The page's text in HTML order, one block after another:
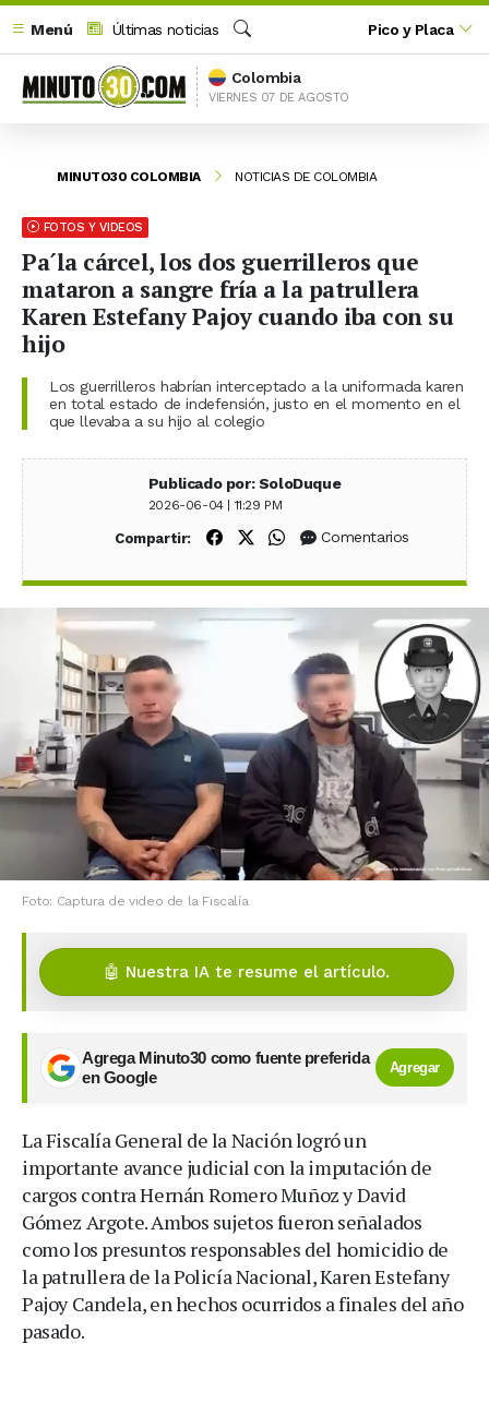
Menú
Últimas noticias
Buscar
Pico y Placa
Colombia
VIERNES 07 DE AGOSTO
MINUTO30 COLOMBIA NOTICIAS DE COLOMBIA
FOTOS Y VIDEOS
Pa´la cárcel, los dos guerrilleros que
mataron a sangre fría a la patrullera
Karen Estefany Pajoy cuando iba con su
hijo
Los guerrilleros habrían interceptado a la uniformada karen
en total estado de indefensión, justo en el momento en el
que llevaba a su hijo al colegio
Publicado por: SoloDuque
2026-06-04 | 11:29 PM
Compartir: Compartir en Facebook
Compartir en X (Twitter)
Compartir en WhatsApp
Comentarios
Foto: Captura de video de la Fiscalía
🤖 Nuestra IA te resume el artículo.
Agrega Minuto30 como fuente preferida
en Google
Agregar
La Fiscalía General de la Nación logró un
importante avance judicial con la imputación de
cargos contra Hernán Romero Muñoz y David
Gómez Argote. Ambos sujetos fueron señalados
como los presuntos responsables del homicidio de
la patrullera de la Policía Nacional, Karen Estefany
Pajoy Candela, en hechos ocurridos a finales del año
pasado.